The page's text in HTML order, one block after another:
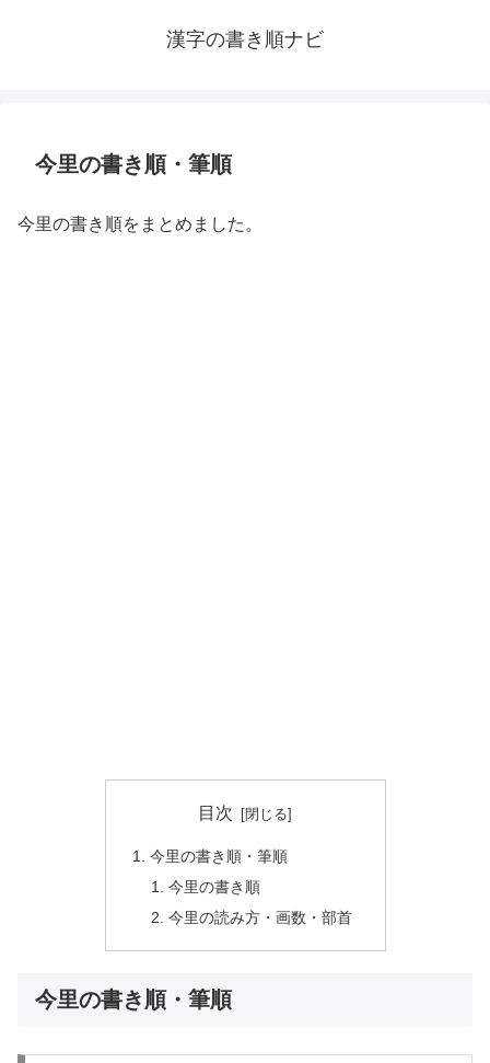
漢字の書き順ナビ
今里の書き順・筆順
今里の書き順をまとめました。
目次
今里の書き順・筆順
今里の書き順
今里の読み方・画数・部首
今里の書き順・筆順